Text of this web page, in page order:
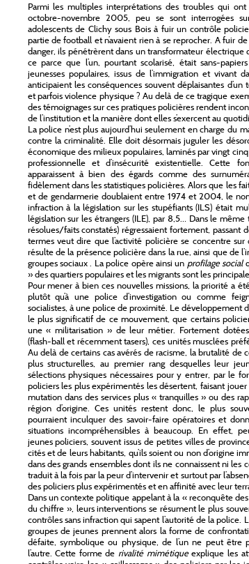
Parmi les multiples interprétations des troubles qui
octobre-novembre 2005, peu se sont interrogées
adolescents de Clichy sous Bois à fuir un contrôle
partie de football et n’avaient rien à se reprocher. A fuir
danger, ils pénétrèrent dans un transformateur électrique
ce parce que l’un, pourtant scolarisé, était sans-
jeunesses populaires, issus de l’immigration et vivant
anticipaient les conséquences souvent déplaisantes
et parfois violence physique ? Au delà de ce tragique
des témoignages sur ces pratiques policières rendent
de l’institution et la manière dont elles s’exercent au
La police n’est plus aujourd’hui seulement en charge du
contre la criminalité. Elle doit désormais juguler les
économique des milieux populaires, laminés par vingt
professionnelle et d’insécurité existentielle. Cette
apparaissent à bien des égards comme des
fidèlement dans les statistiques policières. Alors que les
et de gendarmerie doublaient entre 1974 et 2004, le
infraction à la législation sur les stupéfiants (ILS) était
législation sur les étrangers (ILE), par 8,5… Dans le même
résolues/faits constatés) régressaient fortement, passant
termes veut dire que l’activité policière se concentre
résulte de la présence policière dans la rue, ainsi que de
groupes sociaux . La police opère ainsi un profilage social
» des quartiers populaires et les migrants sont les
Pour mener à bien ces nouvelles missions, la priorité a
plutôt qu’à une police d’investigation ou comme
socialistes, à une police de proximité. Le développement
le plus significatif de ce mouvement, que certains
une « militarisation » de leur métier. Fortement
(flash-ball et récemment tasers), ces unités musclées
Au delà de certains cas avérés de racisme, la brutalité de
plus structurelles, au premier rang desquelles leur
sélections physiques nécessaires pour y entrer, par le
policiers les plus expérimentés les désertent, faisant
mutation dans des services plus « tranquilles » ou des
région d’origine. Ces unités restent donc, le plus
pourraient inculquer des savoir-faire opératoires et
situations incompréhensibles à beaucoup. En effet,
jeunes policiers, souvent issus de petites villes de
cités et de leurs habitants, qu’ils soient ou non d’origine
dans des grands ensembles dont ils ne connaissent ni
traduit à la fois par la peur d’intervenir et surtout par
des policiers plus expérimentés et en affinité avec leur
Dans un contexte politique appelant à la « reconquête
du chiffre », leurs interventions se résument le plus
contrôles sans infraction qui sapent l’autorité de la police.
groupes de jeunes prennent alors la forme de
défaite, symbolique ou physique, de l’un ne peut
l’autre. Cette forme de rivalité mimétiqueexplique les